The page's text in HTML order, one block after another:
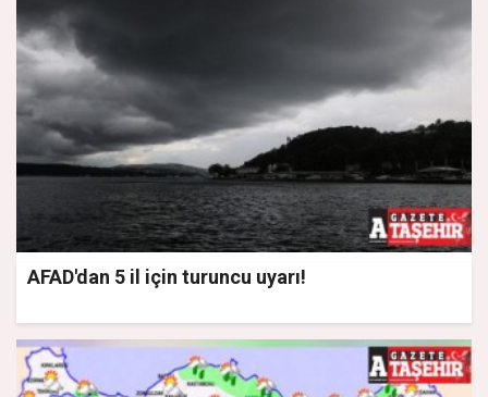
AFAD'dan 5 il için turuncu uyarı!